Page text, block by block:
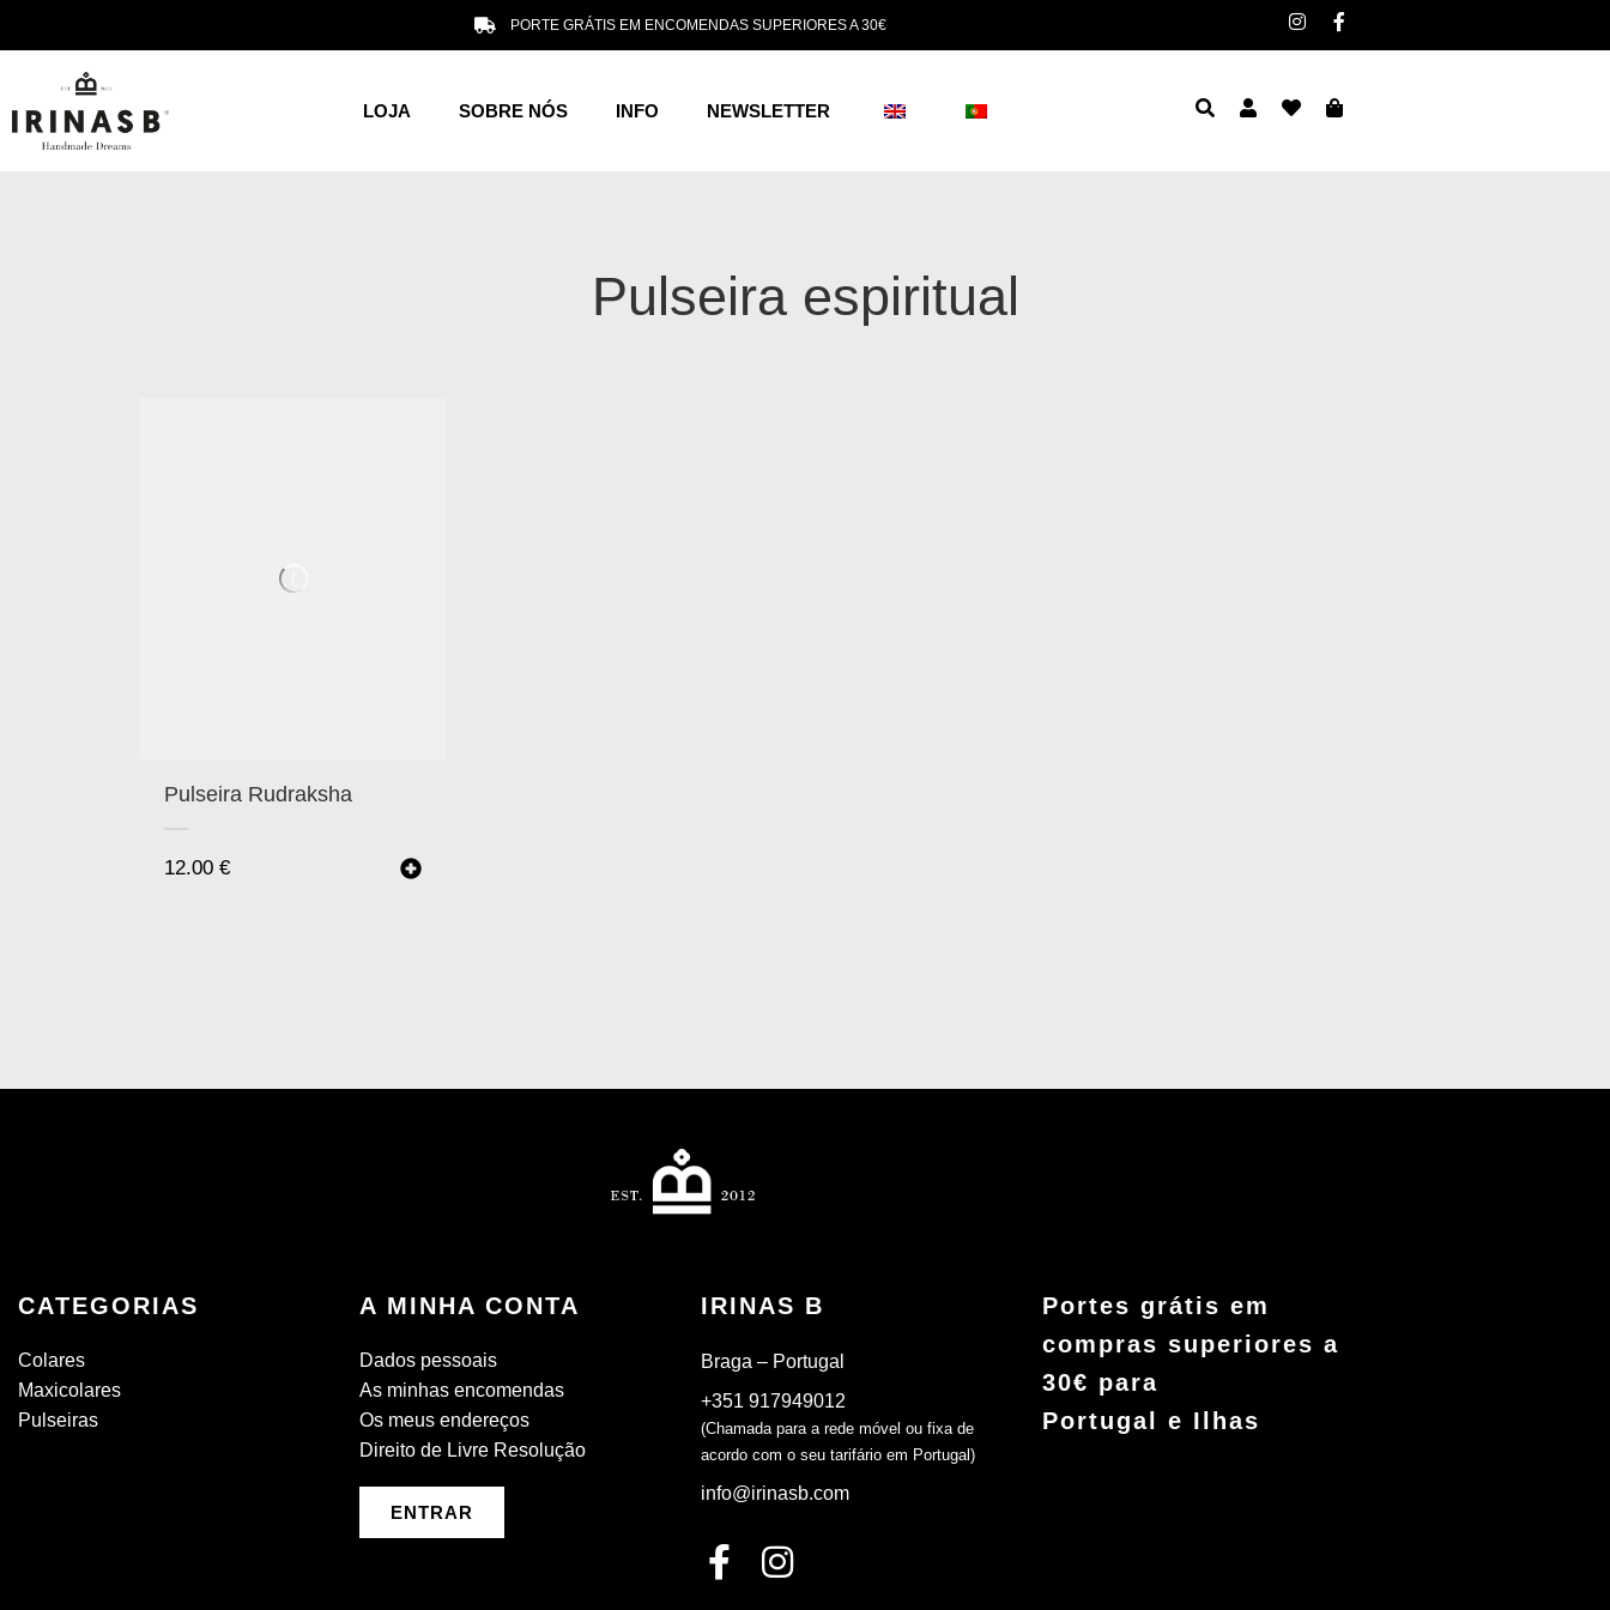
PORTE GRÁTIS EM ENCOMENDAS SUPERIORES A 30€
LOJA SOBRE NÓS INFO NEWSLETTER
Pulseira espiritual
Pulseira Rudraksha
12.00 €
CATEGORIAS
Colares
Maxicolares
Pulseiras
A MINHA CONTA
Dados pessoais
As minhas encomendas
Os meus endereços
Direito de Livre Resolução
ENTRAR
IRINAS B
Braga – Portugal
+351 917949012
(Chamada para a rede móvel ou fixa de
acordo com o seu tarifário em Portugal)
info@irinasb.com
Portes grátis em
compras superiores a
30€ para
Portugal e Ilhas